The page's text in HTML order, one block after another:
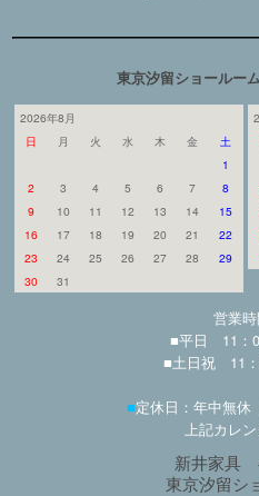
東京汐留ショールー
2026年8月
日
月 火 水 木 金
土
1
2
3 4 5 6 7
8
9
10 11 12 13 14
15
16
17 18 19 20 21
22
23
24 25 26 27 28
29
30
31
営業時
■平日 11：
■土日祝 11
■定休日：年中無休
上記カレ
新井家具
東京汐留シ